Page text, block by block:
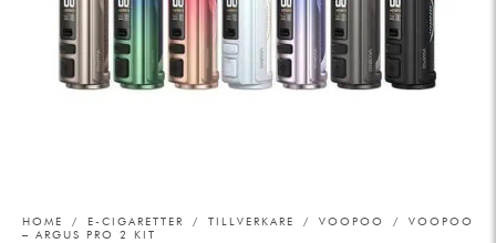
HOME / E-CIGARETTER / TILLVERKARE / VOOPOO
/ VOOPOO
– ARGUS PRO 2 KIT